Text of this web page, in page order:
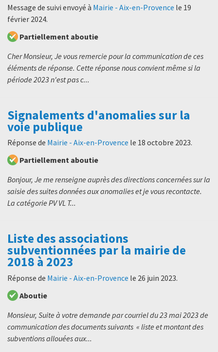
Message de suivi envoyé à Mairie - Aix-en-Provence le 19
février 2024.
Partiellement aboutie
Cher Monsieur, Je vous remercie pour la communication de ces
éléments de réponse. Cette réponse nous convient même si la
période 2023 n'est pas c...
Signalements d'anomalies sur la
voie publique
Réponse de Mairie - Aix-en-Provence le 18 octobre 2023.
Partiellement aboutie
Bonjour, Je me renseigne auprès des directions concernées sur la
saisie des suites données aux anomalies et je vous recontacte.
La catégorie PV VL T...
Liste des associations
subventionnées par la mairie de
2018 à 2023
Réponse de Mairie - Aix-en-Provence le 26 juin 2023.
Aboutie
Monsieur, Suite à votre demande par courriel du 23 mai 2023 de
communication des documents suivants « liste et montant des
subventions allouées aux...